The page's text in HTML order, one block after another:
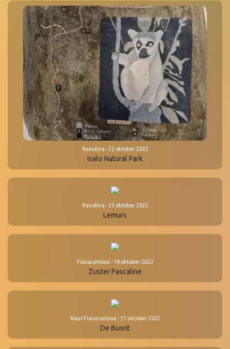
Ranuhira - 22 oktober 2022
Isalo Natural Park
Ranohira - 21 oktober 2022
Lemurs
Fianarantsoa - 19 oktober 2022
Zuster Pascaline
Naar Fianarantsoa - 17 oktober 2022
De Busrit